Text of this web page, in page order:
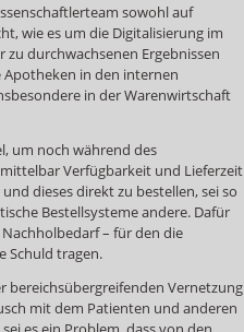
sowohl auf
wie es um die Digitalisierung im
durchwachsenen Ergebnissen
Apotheken in den internen
in der Warenwirtschaft
um noch während des
Verfügbarkeit und Lieferzeit
dieses direkt zu bestellen, sei so
Bestellsysteme andere. Dafür
– für den die
Schuld tragen.
bereichsübergreifenden Vernetzung
mit dem Patienten und anderen